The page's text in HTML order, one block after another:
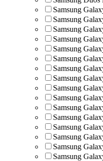
Samsung
Samsung
Samsung
Samsung
Samsung
Samsung
Samsung
Samsung
Samsung
Samsung
Samsung
Samsung
Samsung
Samsung
Samsung
Samsung